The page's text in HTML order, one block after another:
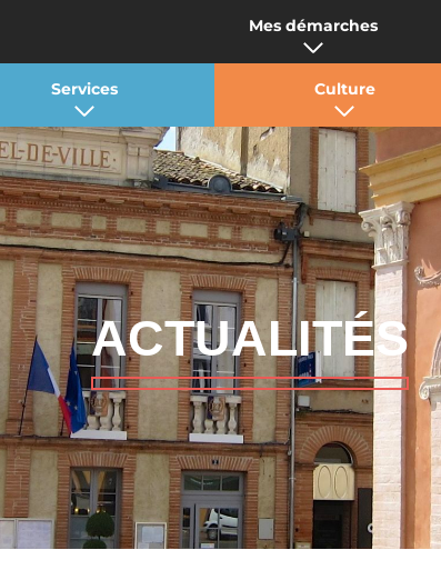
Mes démarches
Services Culture
ACTUALITÉS